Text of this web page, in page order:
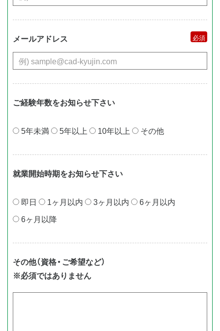
メールアドレス
ご経験年数をお知らせ下さい
5年未満 5年以上 10年以上 その他
就業開始時期をお知らせ下さい
即⽇ 1ヶ⽉以内 3ヶ⽉以内
6ヶ⽉以内
6ヶ⽉以降
その他（資格・ご希望など）
※必須ではありません